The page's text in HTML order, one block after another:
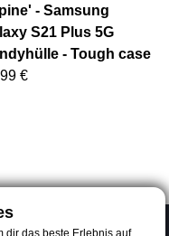
- Samsung
S21 Plus 5G
- Tough case
€
dir das beste Erlebnis auf